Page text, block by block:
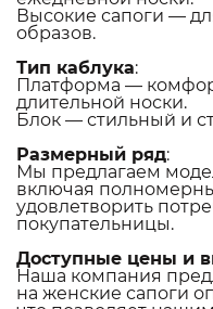
Высокие сапоги —
образов.
Тип каблука:
Платформа —
длительной носки.
Блок — стильный и
Размерный ряд:
Мы предлагаем
включая
удовлетворить
покупательницы.
Доступные цены и
Наша компания
на женские сапоги